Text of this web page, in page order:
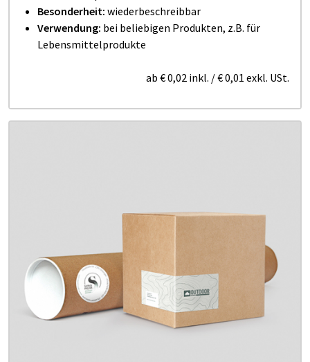
Besonderheit: wiederbeschreibbar
Verwendung: bei beliebigen Produkten, z.B. für
Lebensmittelprodukte
ab € 0,02 inkl. /€ 0,01 exkl. USt.